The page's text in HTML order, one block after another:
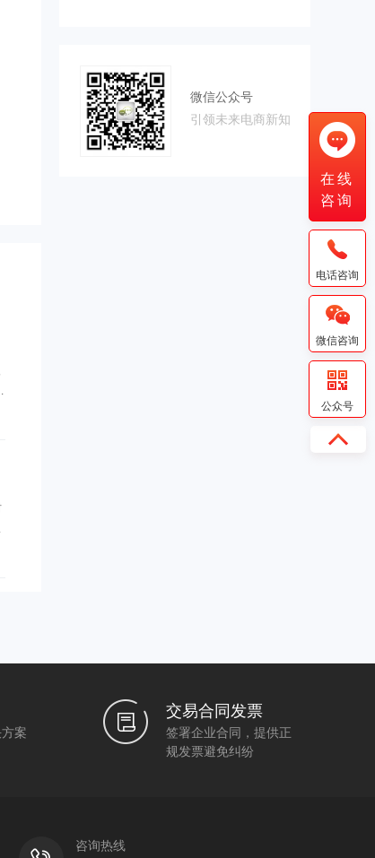
电商分销App开发应该具备哪些基本功能
微信公众号
引领未来电商新知
案
交易合同发票
签署企业合同，提供正
规发票避免纠纷
咨询热线
在线
咨询
电话咨询
微信咨询
公众号